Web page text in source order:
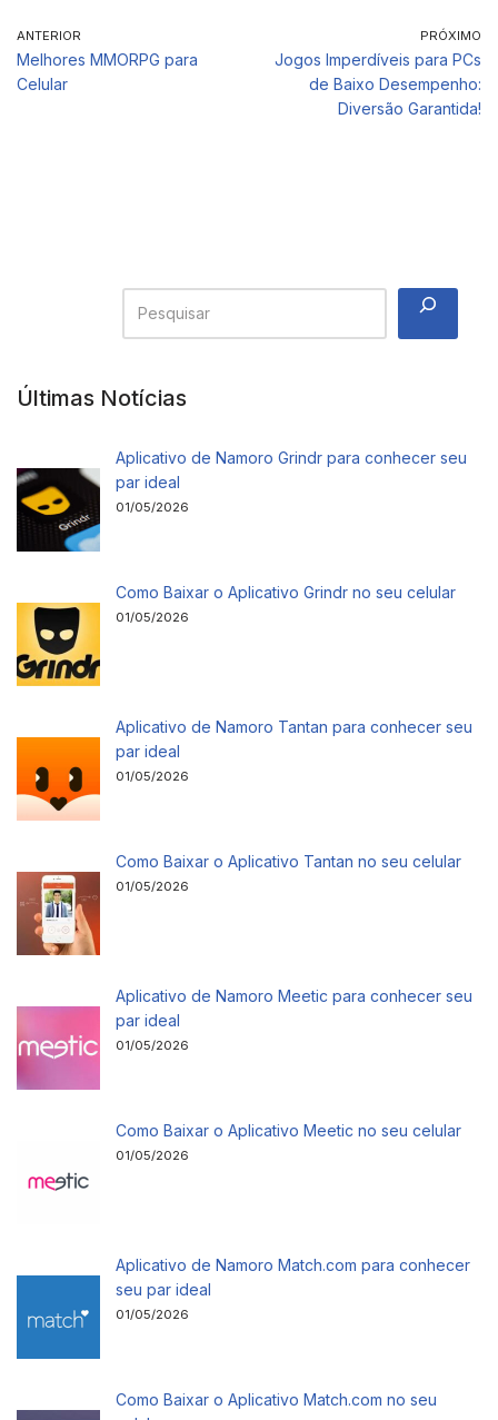
ANTERIOR
Melhores MMORPG para
Celular
PRÓXIMO
Jogos Imperdíveis para PCs
de Baixo Desempenho:
Diversão Garantida!
Últimas Notícias
Aplicativo de Namoro Grindr para conhecer seu
par ideal
01/05/2026
Como Baixar o Aplicativo Grindr no seu celular
01/05/2026
Aplicativo de Namoro Tantan para conhecer seu
par ideal
01/05/2026
Como Baixar o Aplicativo Tantan no seu celular
01/05/2026
Aplicativo de Namoro Meetic para conhecer seu
par ideal
01/05/2026
Como Baixar o Aplicativo Meetic no seu celular
01/05/2026
Aplicativo de Namoro Match.com para conhecer
seu par ideal
01/05/2026
Como Baixar o Aplicativo Match.com no seu